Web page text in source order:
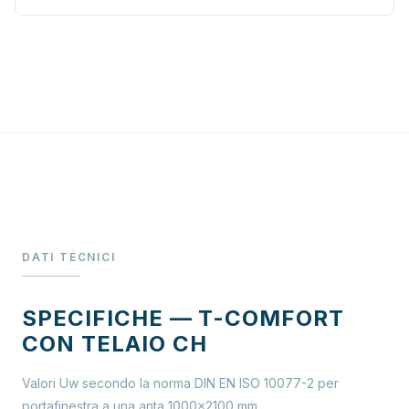
DATI TECNICI
SPECIFICHE — T-COMFORT
CON TELAIO CH
Valori Uw secondo la norma DIN EN ISO 10077-2 per
portafinestra a una anta 1000×2100 mm